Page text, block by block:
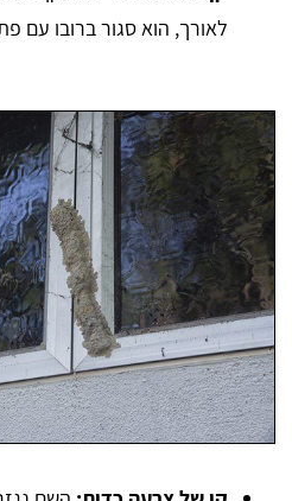
לאורך, הוא סגור ברובו עם